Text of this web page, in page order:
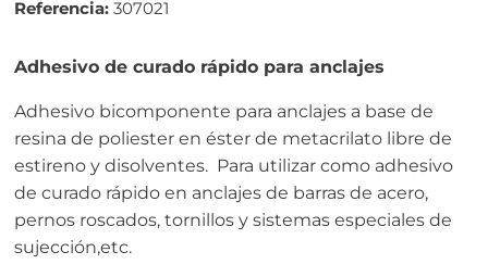
Referencia: 307021
Adhesivo de curado rápido para anclajes
Adhesivo bicomponente para anclajes a base de
resina de poliester en éster de metacrilato libre de
estireno y disolventes. Para utilizar como adhesivo
de curado rápido en anclajes de barras de acero,
pernos roscados, tornillos y sistemas especiales de
sujección,etc.